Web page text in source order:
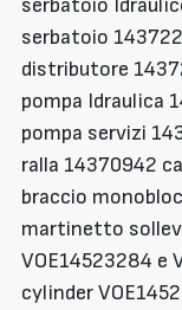
serbatoio
serbatoio
distributore
pompa Idraulica
pompa servizi
ralla 14370942
braccio
martinetto
VOE14523284 e
cylinder